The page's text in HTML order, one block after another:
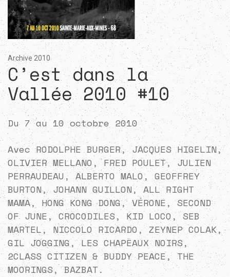
Archive 2010
C’est dans la
Vallée 2010 #10
Du 7 au 10 octobre 2010
Avec RODOLPHE BURGER, JACQUES HIGELIN,
OLIVIER MELLANO, FRED POULET, JULIEN
PERRAUDEAU, ALBERTO MALO, GEOFFREY
BURTON, JOHANN GUILLON, ALL RIGHT
MAMA, HONG KONG DONG, VÉRONE, SECOND
OF JUNE, CROCODILES, KID LOCO, SEB
MARTEL, NICCOLO RICARDO, ZEYNEP COLAK,
GIL JOGGING, LES CHAPEAUX NOIRS,
2CLASS CITIZEN & BUDDY PEACE, THE
MOORINGS, BAZBAT.